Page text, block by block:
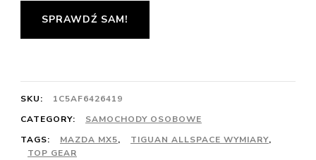
SPRAWDŹ SAM!
SKU:
1C5AF6426419
CATEGORY:
SAMOCHODY OSOBOWE
TAGS:
MAZDA MX5, TIGUAN ALLSPACE WYMIARY,
TOP GEAR